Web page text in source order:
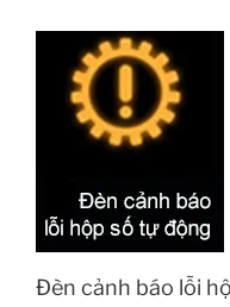
Đèn cảnh báo lỗi